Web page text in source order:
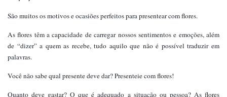
São muitos os motivos e ocasiões perfeitos para presentear com flores.
As flores têm a capacidade de carregar nossos sentimentos e emoções, além
de “dizer” a quem as recebe, tudo aquilo que não é possível traduzir em
palavras.
Você não sabe qual presente deve dar? Presenteie com flores!
Quanto deve gastar? O que é adequado a situação ou pessoa? As flores